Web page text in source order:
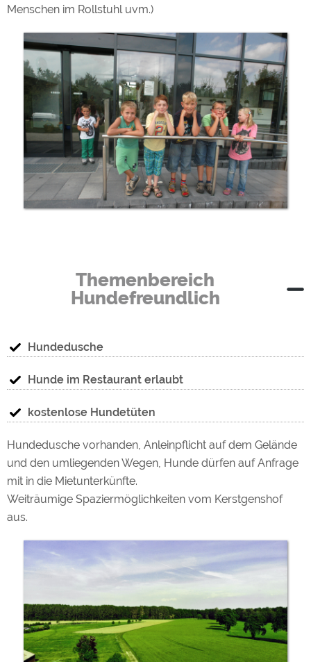
Menschen im Rollstuhl uvm.)
Themenbereich
Hundefreundlich
Hundedusche
Hunde im Restaurant erlaubt
kostenlose Hundetüten
Hundedusche vorhanden, Anleinpflicht auf dem Gelände
und den umliegenden Wegen, Hunde dürfen auf Anfrage
mit in die Mietunterkünfte.
Weiträumige Spaziermöglichkeiten vom Kerstgenshof
aus.